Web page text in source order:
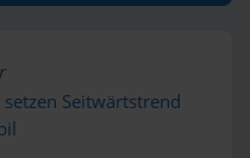
Seitwärtstrend